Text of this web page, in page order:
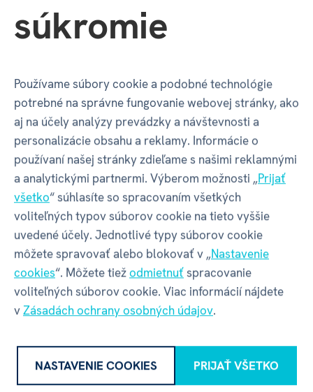
Kód produktu
Katalógové číslo
Motív Číslo 1
Balenie produktu
Šírka balenia 90 mm
Hĺbka balenia 20 mm
Váha balenia 24 g
súkromie
Používame súbory cookie a podobné technológie
potrebné na správne fungovanie webovej stránky, ako
aj na účely analýzy prevádzky a návštevnosti a
personalizácie obsahu a reklamy. Informácie o
používaní našej stránky zdieľame s našimi reklamnými
a analytickými partnermi. Výberom možnosti „Prijať
všetko“ súhlasíte so spracovaním všetkých
voliteľných typov súborov cookie na tieto vyššie
uvedené účely. Jednotlivé typy súborov cookie
môžete spravovať alebo blokovať v „Nastavenie
cookies“. Môžete tiežodmietnuťspracovanie
voliteľných súborov cookie. Viac informácií nájdete
vZásadách ochrany osobných údajov.
NASTAVENIE COOKIES PRIJAŤ VŠETKO